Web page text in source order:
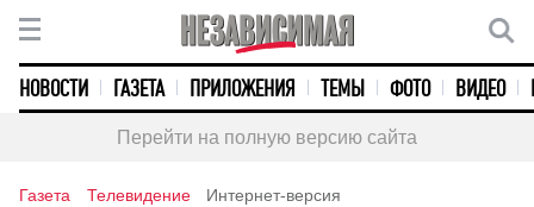
НОВОСТИ ГАЗЕТА ПРИЛОЖЕНИЯ ТЕМЫ ФОТО ВИДЕО
Перейти на полную версию сайта
Газета Телевидение Интернет-версия